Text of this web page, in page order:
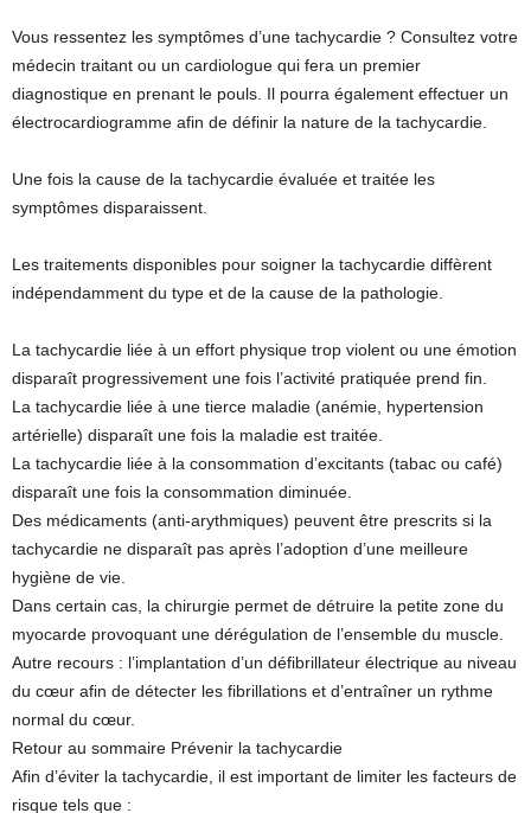
Vous ressentez les symptômes d’une tachycardie ? Consultez votre
médecin traitant ou un cardiologue qui fera un premier
diagnostique en prenant le pouls. Il pourra également effectuer un
électrocardiogramme afin de définir la nature de la tachycardie.
Une fois la cause de la tachycardie évaluée et traitée les
symptômes disparaissent.
Les traitements disponibles pour soigner la tachycardie diffèrent
indépendamment du type et de la cause de la pathologie.
La tachycardie liée à un effort physique trop violent ou une émotion
disparaît progressivement une fois l’activité pratiquée prend fin.
La tachycardie liée à une tierce maladie (anémie, hypertension
artérielle) disparaît une fois la maladie est traitée.
La tachycardie liée à la consommation d’excitants (tabac ou café)
disparaît une fois la consommation diminuée.
Des médicaments (anti-arythmiques) peuvent être prescrits si la
tachycardie ne disparaît pas après l’adoption d’une meilleure
hygiène de vie.
Dans certain cas, la chirurgie permet de détruire la petite zone du
myocarde provoquant une dérégulation de l’ensemble du muscle.
Autre recours : l’implantation d’un défibrillateur électrique au niveau
du cœur afin de détecter les fibrillations et d’entraîner un rythme
normal du cœur.
Retour au sommaire Prévenir la tachycardie
Afin d’éviter la tachycardie, il est important de limiter les facteurs de
risque tels que :